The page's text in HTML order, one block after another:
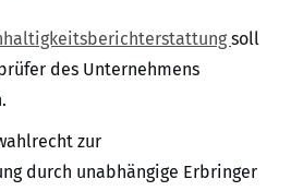
soll
des Unternehmens
zur
durch unabhängige Erbringer